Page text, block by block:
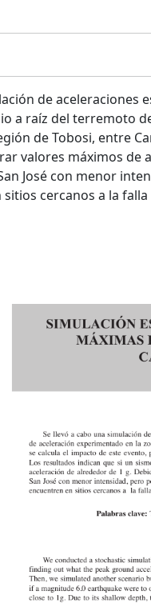
de
a raíz del terremoto
de Tobosi, entre
valores máximos de
José con menor
cercanos a la falla